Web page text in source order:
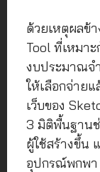
ด้วยเหตุผลข้
Tool ที่เหมา
งบประมาณจ
ให้เลือกจ่าย
เว็บของ
3 มิติพื้นฐานช่
ผู้ใช้สร้างขึ้น
อุปกรณ์พกพา